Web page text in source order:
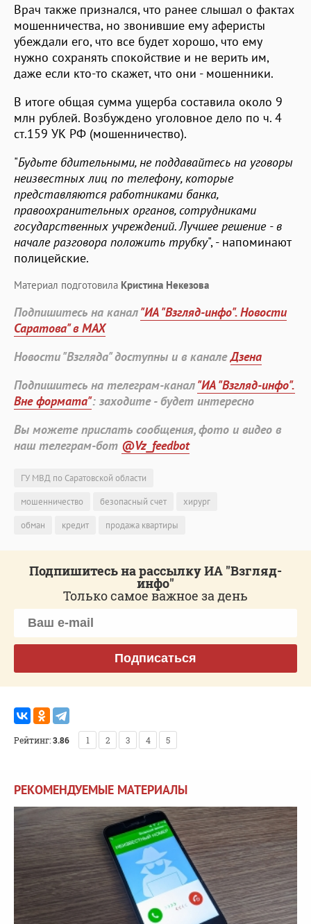
Врач также признался, что ранее слышал о фактах
мошенничества, но звонившие ему аферисты
убеждали его, что все будет хорошо, что ему
нужно сохранять спокойствие и не верить им,
даже если кто-то скажет, что они - мошенники.
В итоге общая сумма ущерба составила около 9
млн рублей. Возбуждено уголовное дело по ч. 4
ст.159 УК РФ (мошенничество).
"Будьте бдительными, не поддавайтесь на уговоры
неизвестных лиц по телефону, которые
представляются работниками банка,
правоохранительных органов, сотрудниками
государственных учреждений. Лучшее решение - в
начале разговора положить трубку", - напоминают
полицейские.
Материал подготовила Кристина Некезова
Подпишитесь на канал"ИА "Взгляд-инфо". Новости
Саратова" в MAX
Новости "Взгляда" доступны и в каналеДзена
Подпишитесь на телеграм-канал"ИА "Взгляд-инфо".
Вне формата": заходите - будет интересно
Вы можете прислать сообщения, фото и видео в
наш телеграм-бот @Vz_feedbot
ГУ МВД по Саратовской области
мошенничество
безопасный счет
хирург
обман
кредит продажа квартиры
Подпишитесь на рассылку ИА "Взгляд-
инфо"
Только самое важное за день
Подписаться
Рейтинг:3.86 1 2 3 4 5
РЕКОМЕНДУЕМЫЕ МАТЕРИАЛЫ